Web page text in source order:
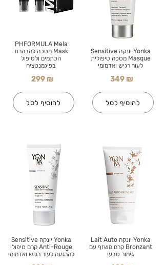
PHFORMULA Mela
Mask מסכה להבהרת
הכתמים ולטיפול
בפיגמנטציה
299 ₪
להוסיף לסל
Yonka יונקה Sensitive
Anti-Rouge קרם טיפולי
להרגעה לעור רגיש ואדמומי
Yonka יונקה Sensitive
Masque מסכה טיפולית
לעור רגיש ואדמומי
349 ₪
להוסיף לסל
Yonka יונקה Lait Auto
Bronzant קרם משזף עם
גימור טבעי